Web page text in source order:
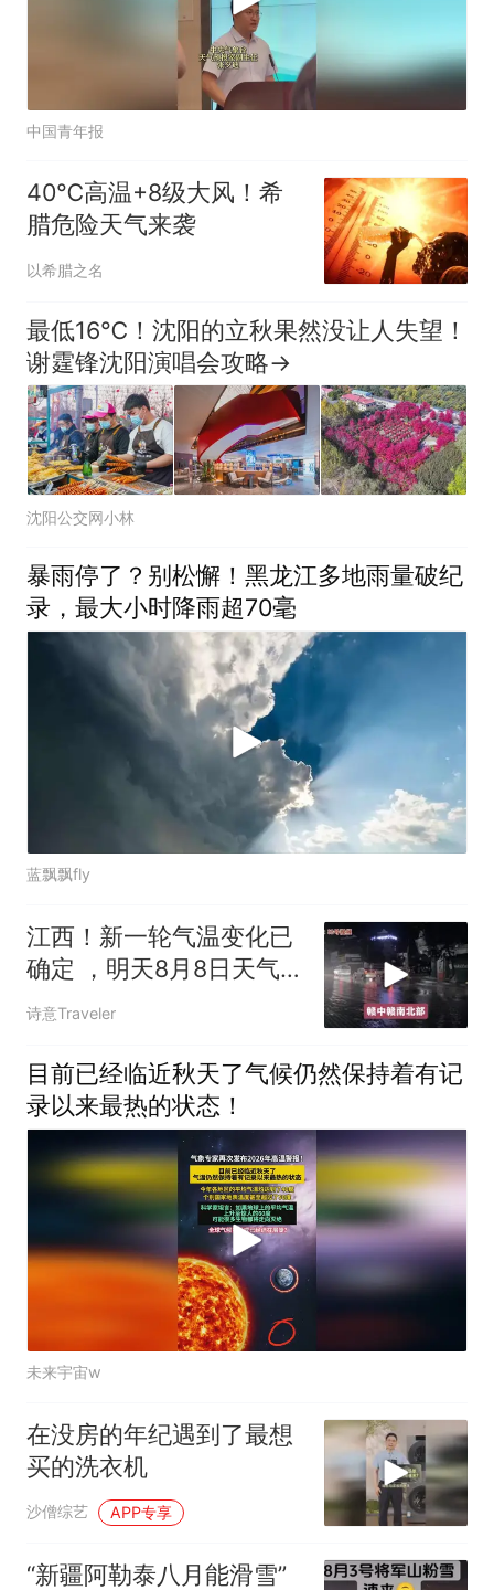
中国青年报
40℃高温+8级大风！希
腊危险天气来袭
以希腊之名
最低16℃！沈阳的立秋果然没让人失望！
谢霆锋沈阳演唱会攻略→
沈阳公交网小林
暴雨停了？别松懈！黑龙江多地雨量破纪
录，最大小时降雨超70毫
蓝飘飘fly
江西！新一轮气温变化已
确定 ，明天8月8日天气迎
来大转变
诗意Traveler
目前已经临近秋天了气候仍然保持着有记
录以来最热的状态！
未来宇宙w
在没房的年纪遇到了最想
买的洗衣机
沙僧综艺 APP专享
“新疆阿勒泰八月能滑雪”